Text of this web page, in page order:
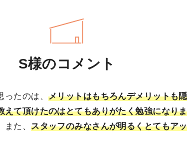
S様のコメント
ったのは、メリットはもちろんデメリットも
て頂けたのはとてもありがたく勉強になり
また、スタッフのみなさんが明るくとてもア